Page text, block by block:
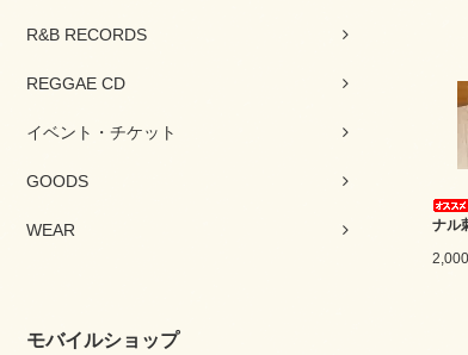
R&B RECORDS
REGGAE CD
イベント・チケット
GOODS
WEAR
モバイルショップ
ナル